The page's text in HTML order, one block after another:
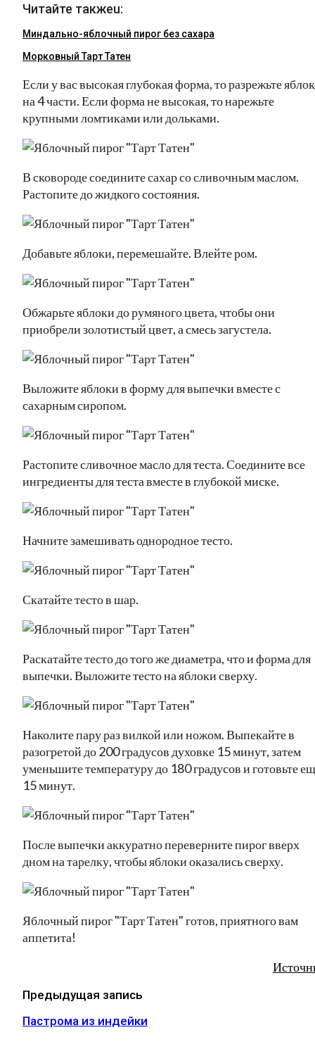
Читайте такжеu:
Миндально-яблочный пирог без сахара
Морковный Тарт Татен
Если у вас высокая глубокая форма, то разрежьте
на 4 части. Если форма не высокая, то нарежьте
крупными ломтиками или дольками.
В сковороде соедините сахар со сливочным маслом.
Растопите до жидкого состояния.
Добавьте яблоки, перемешайте. Влейте ром.
Обжарьте яблоки до румяного цвета, чтобы они
приобрели золотистый цвет, а смесь загустела.
Выложите яблоки в форму для выпечки вместе с
сахарным сиропом.
Растопите сливочное масло для теста. Соедините все
ингредиенты для теста вместе в глубокой миске.
Начните замешивать однородное тесто.
Скатайте тесто в шар.
Раскатайте тесто до того же диаметра, что и форма для
выпечки. Выложите тесто на яблоки сверху.
Наколите пару раз вилкой или ножом. Выпекайте в
разогретой до 200 градусов духовке 15 минут, затем
уменьшите температуру до 180 градусов и готовьте
15 минут.
После выпечки аккуратно переверните пирог вверх
дном на тарелку, чтобы яблоки оказались сверху.
Яблочный пирог "Тарт Татен" готов, приятного вам
аппетита!
Предыдущая запись
Пастрома из индейки